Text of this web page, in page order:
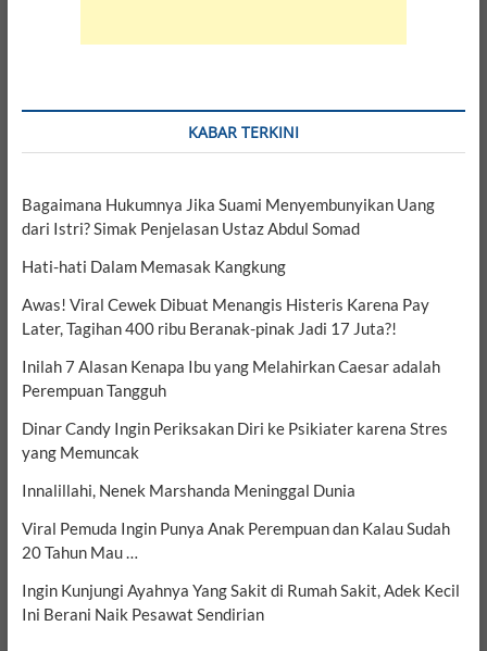
KABAR TERKINI
Bagaimana Hukumnya Jika Suami Menyembunyikan Uang
dari Istri? Simak Penjelasan Ustaz Abdul Somad
Hati-hati Dalam Memasak Kangkung
Awas! Viral Cewek Dibuat Menangis Histeris Karena Pay
Later, Tagihan 400 ribu Beranak-pinak Jadi 17 Juta?!
Inilah 7 Alasan Kenapa Ibu yang Melahirkan Caesar adalah
Perempuan Tangguh
Dinar Candy Ingin Periksakan Diri ke Psikiater karena Stres
yang Memuncak
Innalillahi, Nenek Marshanda Meninggal Dunia
Viral Pemuda Ingin Punya Anak Perempuan dan Kalau Sudah
20 Tahun Mau …
Ingin Kunjungi Ayahnya Yang Sakit di Rumah Sakit, Adek Kecil
Ini Berani Naik Pesawat Sendirian